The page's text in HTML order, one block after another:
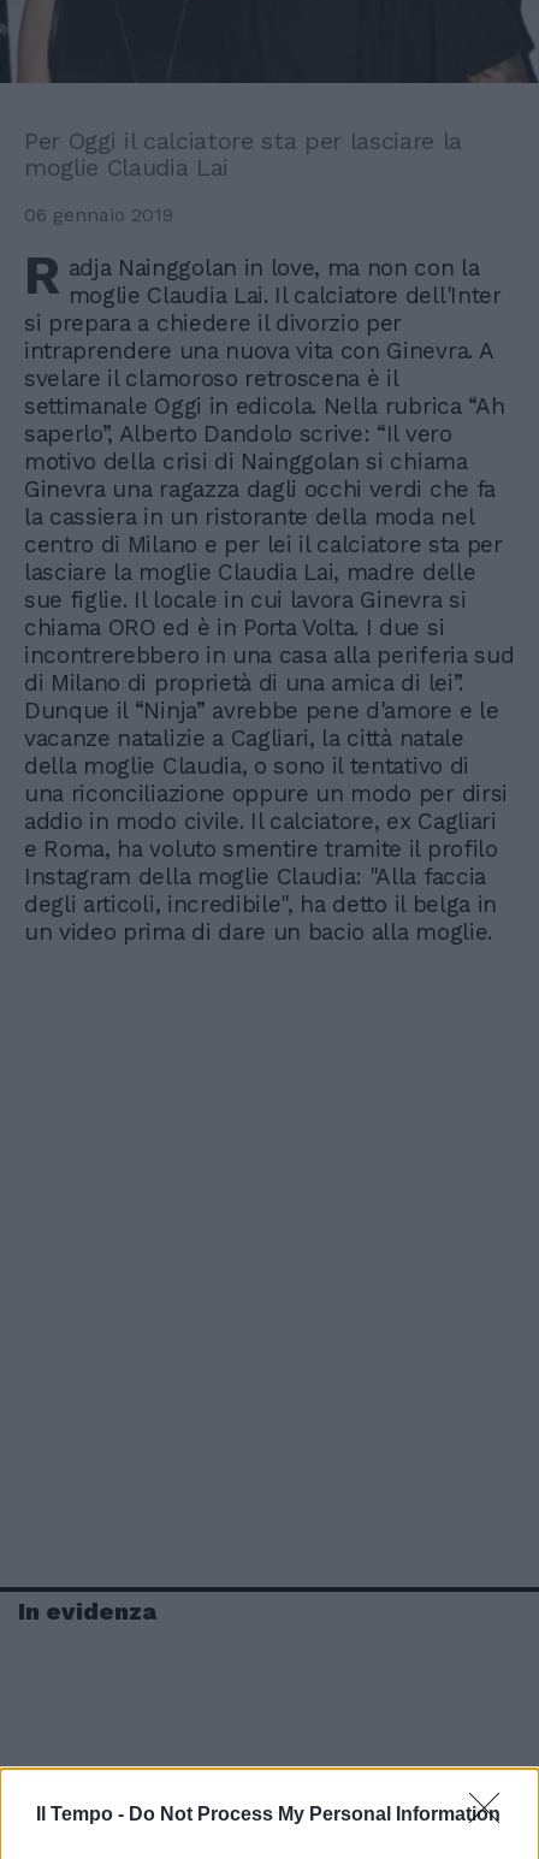
Il Tempo - Do Not Process My Personal Information
Per Oggi il calciatore sta per lasciare la
moglie Claudia Lai
06 gennaio 2019
R adja Nainggolan in love, ma non con la
moglie Claudia Lai. Il calciatore dell'Inter
si prepara a chiedere il divorzio per
intraprendere una nuova vita con Ginevra. A
svelare il clamoroso retroscena è il
settimanale Oggi in edicola. Nella rubrica “Ah
saperlo”, Alberto Dandolo scrive: “Il vero
motivo della crisi di Nainggolan si chiama
Ginevra una ragazza dagli occhi verdi che fa
la cassiera in un ristorante della moda nel
centro di Milano e per lei il calciatore sta per
lasciare la moglie Claudia Lai, madre delle
sue figlie. Il locale in cui lavora Ginevra si
chiama ORO ed è in Porta Volta. I due si
incontrerebbero in una casa alla periferia sud
di Milano di proprietà di una amica di lei”.
Dunque il “Ninja” avrebbe pene d'amore e le
vacanze natalizie a Cagliari, la città natale
della moglie Claudia, o sono il tentativo di
una riconciliazione oppure un modo per dirsi
addio in modo civile. Il calciatore, ex Cagliari
e Roma, ha voluto smentire tramite il profilo
Instagram della moglie Claudia: "Alla faccia
degli articoli, incredibile", ha detto il belga in
un video prima di dare un bacio alla moglie.
In evidenza